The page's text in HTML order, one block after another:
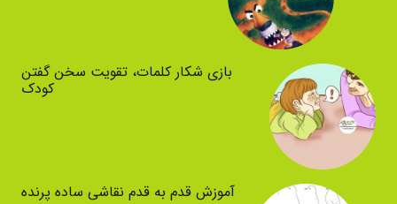
بازی شکار کلمات، تقویت سخن گفتن
کودک
آموزش قدم به قدم نقاشی ساده پرنده